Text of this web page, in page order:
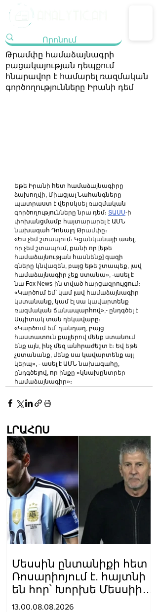
Թրամփը համաձայնագրի
բացակայության դեպքում
հնարավոր է համարել ռազմական
գործողությունները Իրանի դեմ
Եթե ​​Իրանի հետ համաձայնագիրը
ձախողվի, Միացյալ Նահանգները
պատրաստ է վերսկսել ռազմական
գործողությունները նրա դեմ։ ՏԱՍՍ-ի
փոխանցմամբ հայտարարել է ԱՄՆ
նախագահ Դոնալդ Թրամփը։
«Ես չեմ շտապում։ Կցանկանայի ասել,
որ չեմ շտապում, քանի որ [եթե
համաձայնության հասնենք] գազի
գները կնվազեն, բայց եթե շտապեք, լավ
համաձայնագիր չեք ստանա», -ասել է
նա Fox News-ին տված հարցազրույցում։
«Կարծում եմ՝ կամ լավ համաձայնագիր
կստանանք, կամ էլ սա կավարտենք
ռազմական ճանապարհով»,- ընդգծել է
Սպիտակ տան ղեկավարը։
«Կարծում եմ՝ դանդաղ, բայց
հաստատուն քայլերով մենք ստանում
ենք այն, ինչ մեզ անհրաժեշտ է։ Եվ եթե
չստանանք, մենք սա կավարտենք այլ
կերպ», - ասել է ԱՄՆ նախագահը,
ընդգծելով, որ ինքը «կնախընտրեր
համաձայնագիր»։
ԼՐԱՀՈՍ
Մեսսին ընտանիքի հետ
Ռոսարիոյում է. հայտնի
են հոր՝ Խորխե Մեսսիի
հուղարկավnրnւթյան
13.00.08.08.2026